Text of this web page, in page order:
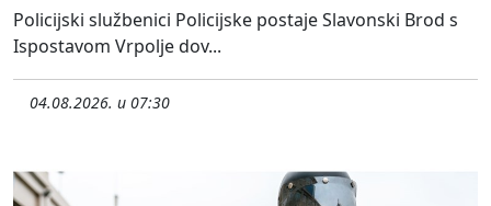
Policijski službenici Policijske postaje Slavonski Brod s
Ispostavom Vrpolje dov...
04.08.2026. u 07:30